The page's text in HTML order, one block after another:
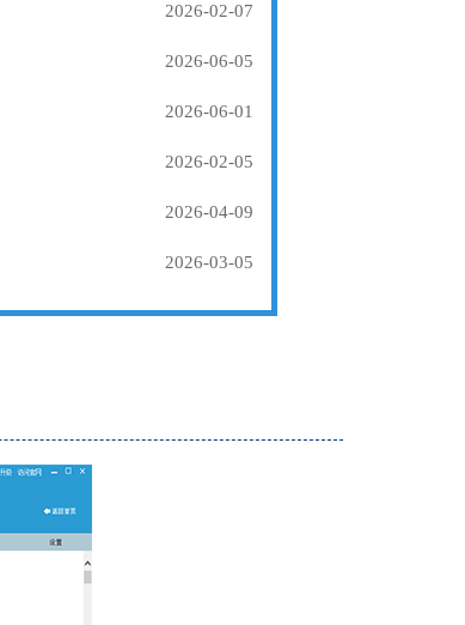
2026-02-07
2026-06-05
2026-06-01
2026-02-05
2026-04-09
2026-03-05